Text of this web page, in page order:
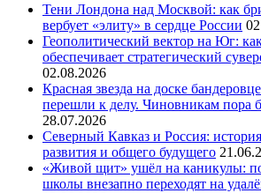
Тени Лондона над Москвой: как
вербует «элиту» в сердце России
Геополитический вектор на Юг:
обеспечивает стратегический
02.08.2026
Красная звезда на доске
перешли к делу. Чиновникам пора
28.07.2026
Северный Кавказ и Россия:
развития и общего будущего
«Живой щит» ушёл на каникулы:
школы внезапно переходят на